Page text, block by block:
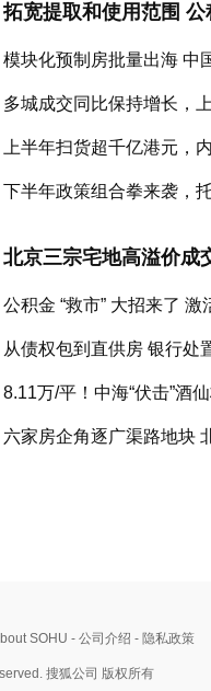
拓宽提取和使用范围
模块化预制房批量出海 中
多城成交同比保持增长，
上半年扫货超千亿港元，
下半年政策组合拳来袭，
公积金 “救市” 大招来了
从债权包到直供房 银行处
8.11万/平！中海“伏击”酒
六家房企角逐广渠路地块
SOHU - 公司介绍 - 隐私政策
搜狐公司 版权所有